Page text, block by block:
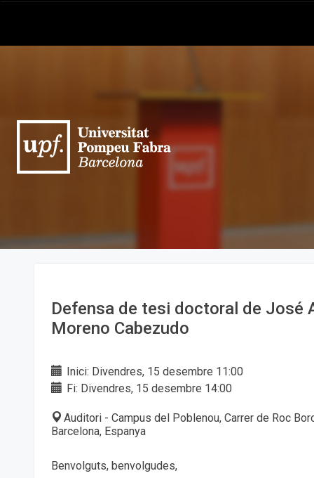
Defensa de tesi doctoral de José
Moreno Cabezudo
Inici: Divendres, 15 desembre 11:00
Fi: Divendres, 15 desembre 14:00
Auditori - Campus del Poblenou, Carrer de Roc
Barcelona, Espanya
Benvolguts, benvolgudes,